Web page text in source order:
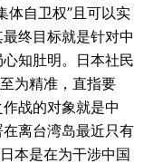
体自卫权”且可以实
终目标就是针对中
知肚明。日本社民
为精准，直指要
战的对象就是中
离台湾岛最近只有
本是在为干涉中国